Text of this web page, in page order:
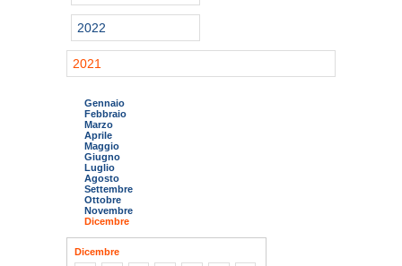
2022
2021
Gennaio
Febbraio
Marzo
Aprile
Maggio
Giugno
Luglio
Agosto
Settembre
Ottobre
Novembre
Dicembre
Dicembre